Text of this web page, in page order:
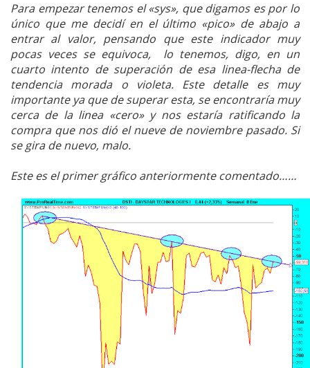
Para empezar tenemos el «sys», que digamos es por lo
único que me decidí en el último «pico» de abajo a
entrar al valor, pensando que este indicador muy
pocas veces se equivoca, lo tenemos, digo, en un
cuarto intento de superación de esa linea-flecha de
tendencia morada o violeta. Este detalle es muy
importante ya que de superar esta, se encontraría muy
cerca de la linea «cero» y nos estaría ratificando la
compra que nos dió el nueve de noviembre pasado. Si
se gira de nuevo, malo.
Este es el primer gráfico anteriormente comentado……